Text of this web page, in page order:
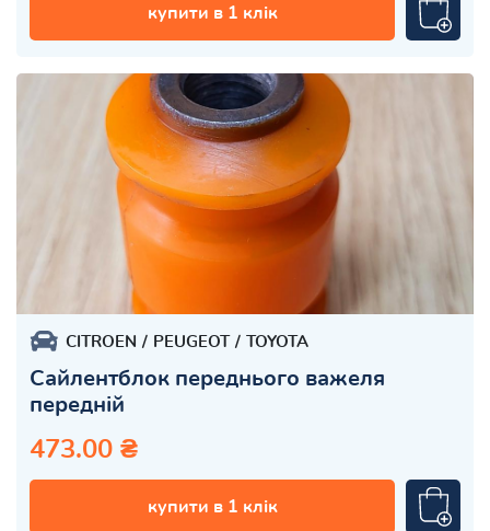
купити в 1 клік
CITROEN PEUGEOT TOYOTA
Сайлентблок переднього важеля
передній
473.00 ₴
купити в 1 клік